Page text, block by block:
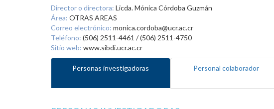
Director o directora: Licda. Mónica Córdoba Guzmán
Área: OTRAS AREAS
Correo electrónico: monica.cordoba@ucr.ac.cr
Teléfono: (506) 2511-4461 / (506) 2511-4750
Sitio web: www.sibdi.ucr.ac.cr
Personas investigadoras Personal colaborador